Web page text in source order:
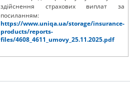
здійснення страхових виплат за
посиланням:
https://www.uniqa.ua/storage/insurance-
products/reports-
files/4608_4611_umovy_25.11.2025.pdf